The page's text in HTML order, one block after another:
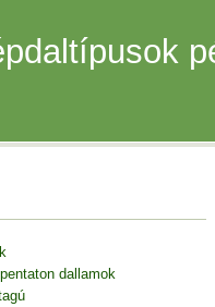
dallamok